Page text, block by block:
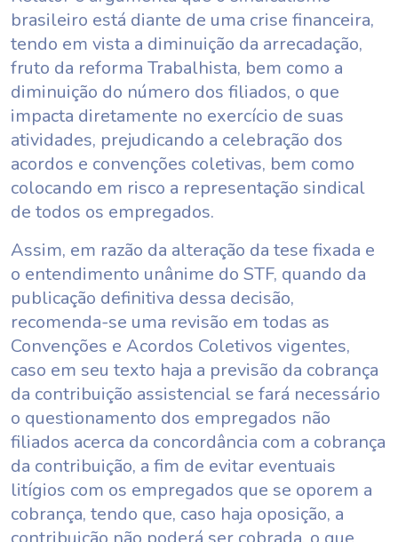
brasileiro está diante de uma crise financeira,
tendo em vista a diminuição da arrecadação,
fruto da reforma Trabalhista, bem como a
diminuição do número dos filiados, o que
impacta diretamente no exercício de suas
atividades, prejudicando a celebração dos
acordos e convenções coletivas, bem como
colocando em risco a representação sindical
de todos os empregados.
Assim, em razão da alteração da tese fixada e
o entendimento unânime do STF, quando da
publicação definitiva dessa decisão,
recomenda-se uma revisão em todas as
Convenções e Acordos Coletivos vigentes,
caso em seu texto haja a previsão da cobrança
da contribuição assistencial se fará necessário
o questionamento dos empregados não
filiados acerca da concordância com a cobrança
da contribuição, a fim de evitar eventuais
litígios com os empregados que se oporem a
cobrança, tendo que, caso haja oposição, a